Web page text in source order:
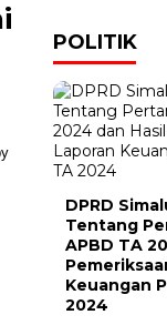
POLITIK
DPRD
Tentang
APBD TA
Keuangan
2024